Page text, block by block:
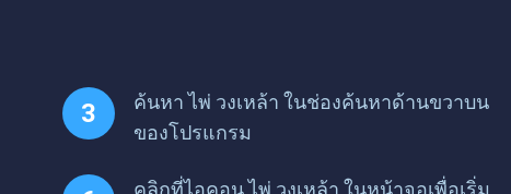
ค้นหา ไพ่ วงเหล้า ในช่องค้นหาด้านขวาบน
ของโปรแกรม
คลิกที่ไอคอน ไพ่ วงเหล้า ในหน้าจอเพื่อเริ่ม